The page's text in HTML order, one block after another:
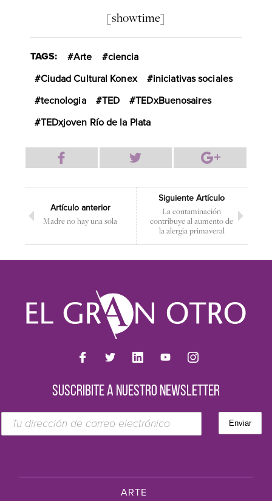
[showtime]
TAGS: Arte
ciencia
Ciudad Cultural Konex
iniciativas sociales
tecnologia
TED
TEDxBuenosaires
TEDxjoven Río de la Plata
Artículo anterior
Madre no hay una sola
Siguiente Artículo
La contaminación
contribuye al aumento de
la alergia primaveral
SUSCRIBITE A NUESTRO NEWSLETTER
ARTE